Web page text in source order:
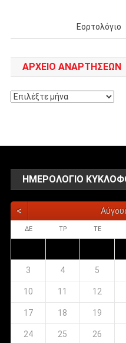
Εορτολόγιο
ΑΡΧΕΊΟ ΑΝΑΡΤΉΣΕΩΝ
Αρχείο
ΗΜΕΡΟΛΌΓΙΟ
<
ΔΕ ΤΡ ΤΕ
3 4 5
10 11 12
17 18 19
24 25 26